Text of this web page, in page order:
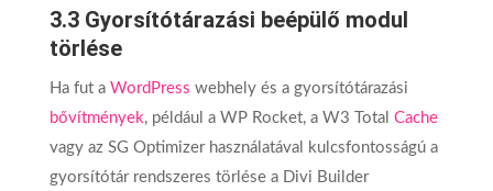
3.3 Gyorsítótárazási beépülő modul
törlése
Ha fut a WordPress webhely és a gyorsítótárazási
bővítmények, például a WP Rocket, a W3 Total Cache
vagy az SG Optimizer használatával kulcsfontosságú a
gyorsítótár rendszeres törlése a Divi Builder